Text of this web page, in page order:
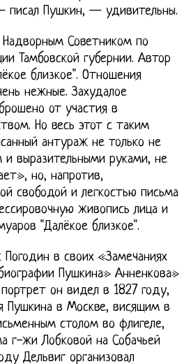
писал Пушкин, — удивительны.
Советником по
Тамбовской губернии. Автор
близкое". Отношения
нежные. Захудалое
от участия в
Но весь этот с таким
антураж не только не
и выразительными руками, не
но, напротив,
свободой и легкостью письма
живопись лица и
"Далёкое близкое".
Погодин в своих «Замечаниях
Пушкина» Анненкова»
он видел в 1827 году,
Пушкина в Москве, висящим в
столом во флигеле,
г-жи Лобковой на Собачьей
Дельвиг организовал